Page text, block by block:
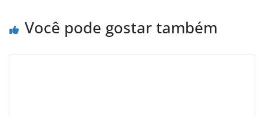
Você pode gostar também